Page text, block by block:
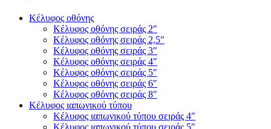
Κέλυφος οθόνης
Κέλυφος οθόνης σειράς 2″
Κέλυφος οθόνης σειράς 2,5″
Κέλυφος οθόνης σειράς 3″
Κέλυφος οθόνης σειράς 4″
Κέλυφος οθόνης σειράς 5″
Κέλυφος οθόνης σειράς 6″
Κέλυφος οθόνης σειράς 8″
Κέλυφος ιαπωνικού τύπου
Κέλυφος ιαπωνικού τύπου σειράς 4″